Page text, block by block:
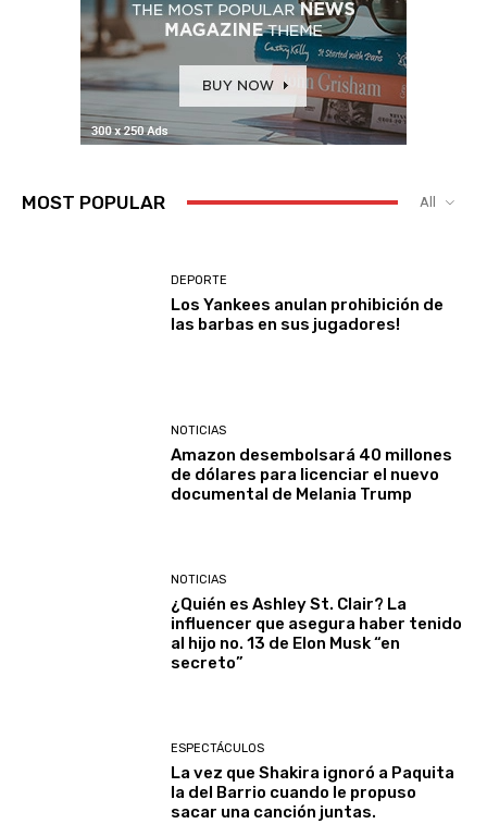
MOST POPULAR All
DEPORTE
Los Yankees anulan prohibición de
las barbas en sus jugadores!
NOTICIAS
Amazon desembolsará 40 millones
de dólares para licenciar el nuevo
documental de Melania Trump
NOTICIAS
¿Quién es Ashley St. Clair? La
influencer que asegura haber tenido
al hijo no. 13 de Elon Musk “en
secreto”
ESPECTÁCULOS
La vez que Shakira ignoró a Paquita
la del Barrio cuando le propuso
sacar una canción juntas.